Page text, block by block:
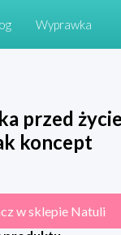
Wyprawka
przed
koncept
w sklepie Natuli